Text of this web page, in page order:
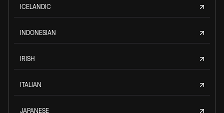
ICELANDIC
INDONESIAN
IRISH
ITALIAN
JAPANESE